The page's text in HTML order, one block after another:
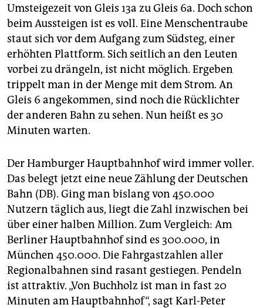
genossenschaft
epaper login
Umsteigezeit von Gleis 13a zu Gleis 6a. Doch schon
beim Aussteigen ist es voll. Eine Menschentraube
staut sich vor dem Aufgang zum Südsteg, einer
erhöhten Plattform. Sich seitlich an den Leuten
vorbei zu drängeln, ist nicht möglich. Ergeben
trippelt man in der Menge mit dem Strom. An
Gleis 6 angekommen, sind noch die Rücklichter
der anderen Bahn zu sehen. Nun heißt es 30
Minuten warten.
Der Hamburger Hauptbahnhof wird immer voller.
Das belegt jetzt eine neue Zählung der Deutschen
Bahn (DB). Ging man bislang von 450.000
Nutzern täglich aus, liegt die Zahl inzwischen bei
über einer halben Million. Zum Vergleich: Am
Berliner Hauptbahnhof sind es 300.000, in
München 450.000. Die Fahrgastzahlen aller
Regionalbahnen sind rasant gestiegen. Pendeln
ist attraktiv. „Von Buchholz ist man in fast 20
Minuten am Hauptbahnhof“, sagt Karl-Peter